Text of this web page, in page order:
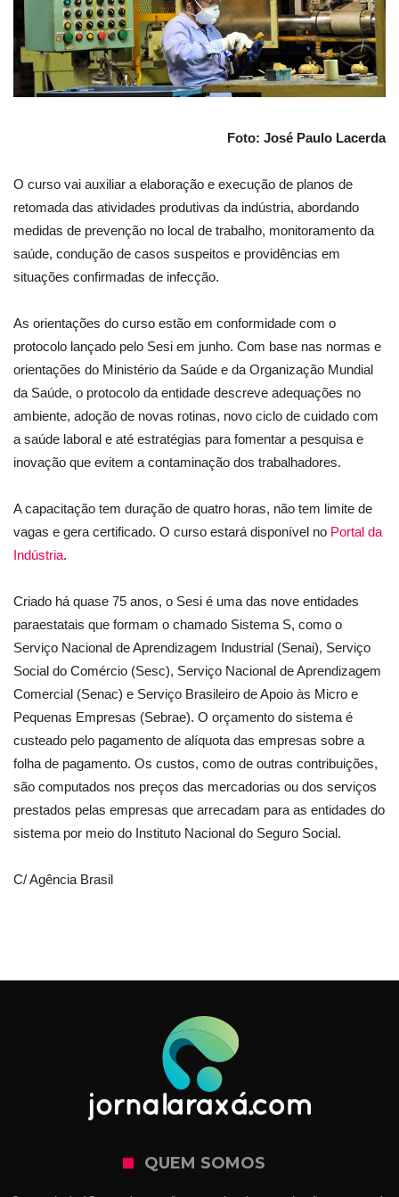
Foto: José Paulo Lacerda
O curso vai auxiliar a elaboração e execução de planos de
retomada das atividades produtivas da indústria, abordando
medidas de prevenção no local de trabalho, monitoramento da
saúde, condução de casos suspeitos e providências em
situações confirmadas de infecção.
As orientações do curso estão em conformidade com o
protocolo lançado pelo Sesi em junho. Com base nas normas e
orientações do Ministério da Saúde e da Organização Mundial
da Saúde, o protocolo da entidade descreve adequações no
ambiente, adoção de novas rotinas, novo ciclo de cuidado com
a saúde laboral e até estratégias para fomentar a pesquisa e
inovação que evitem a contaminação dos trabalhadores.
A capacitação tem duração de quatro horas, não tem limite de
vagas e gera certificado. O curso estará disponível no Portal da
Indústria.
Criado há quase 75 anos, o Sesi é uma das nove entidades
paraestatais que formam o chamado Sistema S, como o
Serviço Nacional de Aprendizagem Industrial (Senai), Serviço
Social do Comércio (Sesc), Serviço Nacional de Aprendizagem
Comercial (Senac) e Serviço Brasileiro de Apoio às Micro e
Pequenas Empresas (Sebrae). O orçamento do sistema é
custeado pelo pagamento de alíquota das empresas sobre a
folha de pagamento. Os custos, como de outras contribuições,
são computados nos preços das mercadorias ou dos serviços
prestados pelas empresas que arrecadam para as entidades do
sistema por meio do Instituto Nacional do Seguro Social.
C/ Agência Brasil
QUEM SOMOS